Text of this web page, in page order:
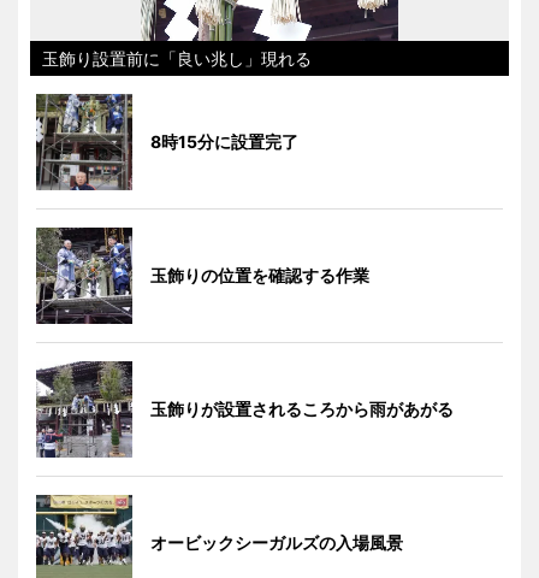
玉飾り設置前に「良い兆し」現れる
8時15分に設置完了
玉飾りの位置を確認する作業
玉飾りが設置されるころから雨があがる
オービックシーガルズの入場風景